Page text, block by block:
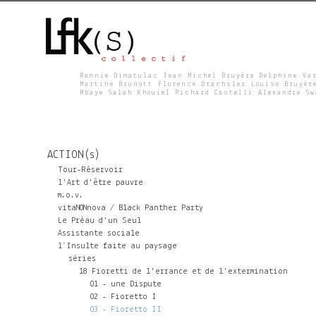
F
K
S
Ronnie Dimatulac Jean Michel Bruyère Delphine
Martine Brunott Florence Drachsler Louise
Mbaye Salah Khouiel Richard Castelli Alexandre
ACTION(s)
Tour-Réservoir
l'Art d'être pauvre
m.o.v.
vitaNONnova / Black Panther Party
Le Préau d'un Seul
Assistante sociale
l’Insulte faite au paysage
séries
18 Fioretti de l'errance et de l'extermination
01 - une Dispute
02 - Fioretto I
03 - Fioretto II